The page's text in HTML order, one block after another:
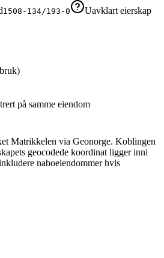
1508-134/193-0
Uavklart eierskap
)
på samme eiendom
Matrikkelen via Geonorge. Koblingen
geocodede koordinat ligger inni
naboeiendommer hvis